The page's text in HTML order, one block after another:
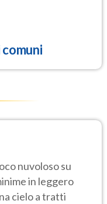
nuvoloso su
in leggero
cielo a tratti